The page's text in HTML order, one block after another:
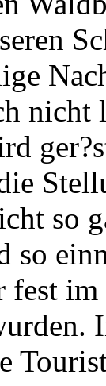
nicht
so
so
fest